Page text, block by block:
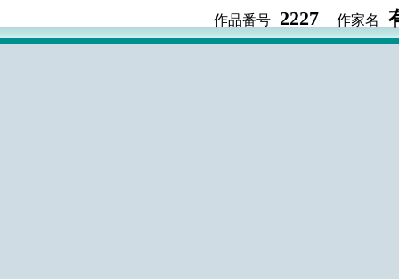
作品番号 2227 作家名